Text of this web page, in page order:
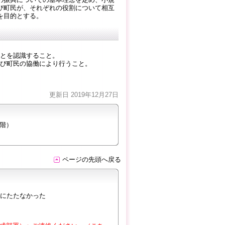
民が、それぞれの役割について相互
的とする。
を認識すること。
町民の協働により行うこと。
更新日 2019年12月27日
）
ページの先頭へ戻る
たたなかった